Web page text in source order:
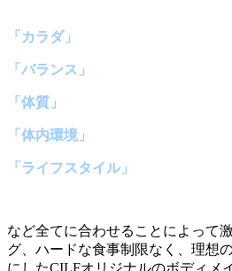
「カラダ」
「バランス」
「体質」
「体内環境」
「ライフスタイル」
など全てに合わせることによって
グ、ハードな食事制限なく、理想
にしたCILFオリジナルのボディメ